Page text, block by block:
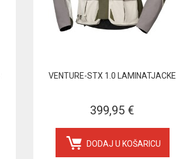
VENTURE-STX 1.0 LAMINATJACKE
399,95 €
DODAJ U KOŠARICU